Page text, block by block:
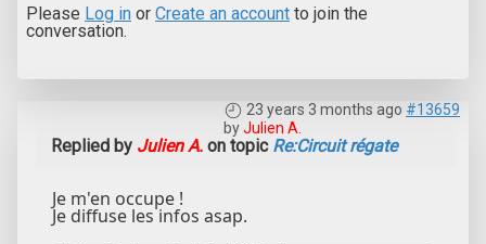
Please Log in or Create an account to join the
conversation.
23 years 3 months ago #13659
byJulien A.
Replied by Julien A. on topic Re:Circuit régate
Je m'en occupe !
Je diffuse les infos asap.